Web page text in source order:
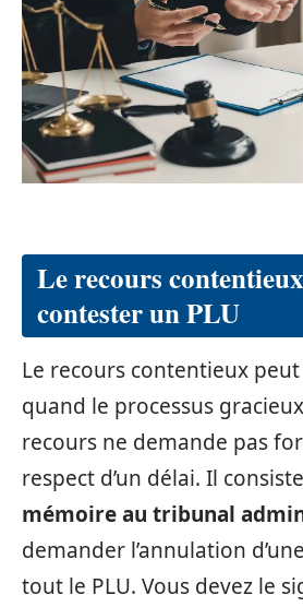
Le recours
contester un PLU
Le recours contentieux
quand le processus
recours ne demande pas
respect d’un délai. Il
mémoire au tribunal
demander l’annulation
tout le PLU. Vous devez le